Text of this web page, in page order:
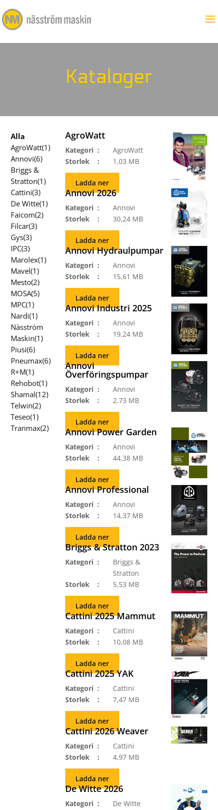
Kataloger
Alla
AgroWatt(1)
Annovi(6)
Briggs &
Stratton(1)
Cattini(3)
De Witte(1)
Faicom(2)
Filcar(3)
Gys(3)
IPC(3)
Marolex(1)
Mavel(1)
Mesto(2)
MOSA(5)
MPC(1)
Nardi(1)
Näsström
Maskin(1)
Piusi(6)
Pneumax(6)
R+M(1)
Rehobot(1)
Shamal(12)
Telwin(2)
Teseo(1)
Tranmax(2)
AgroWatt
Kategori
AgroWatt
Storlek
1,03 MB
Ladda ner
Annovi 2026
Kategori
Annovi
Storlek
30,24 MB
Ladda ner
Annovi Hydraulpumpar
Kategori
Annovi
Storlek
15,61 MB
Ladda ner
Annovi Industri 2025
Kategori
Annovi
Storlek
19,24 MB
Ladda ner
Annovi
Överföringspumpar
Kategori
Annovi
Storlek
2,73 MB
Ladda ner
Annovi Power Garden
Kategori
Annovi
Storlek
44,38 MB
Ladda ner
Annovi Professional
Kategori
Annovi
Storlek
14,37 MB
Ladda ner
Briggs & Stratton 2023
Kategori
Briggs &
Stratton
Storlek
5,53 MB
Ladda ner
Cattini 2025 Mammut
Kategori
Cattini
Storlek
10,08 MB
Ladda ner
Cattini 2025 YAK
Kategori
Cattini
Storlek
7,47 MB
Ladda ner
Cattini 2026 Weaver
Kategori
Cattini
Storlek
4,97 MB
Ladda ner
De Witte 2026
Kategori
De Witte